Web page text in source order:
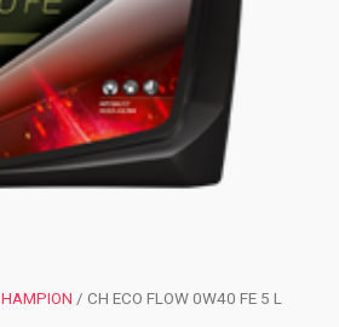
/ CH ECO FLOW 0W40 FE 5 L